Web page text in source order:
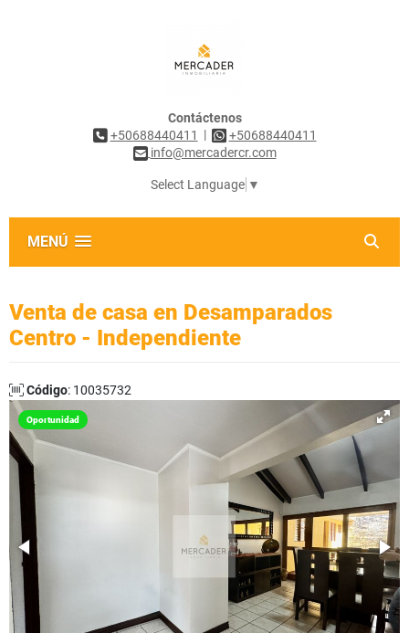
Contáctenos
+50688440411
|
+50688440411
info@mercadercr.com
Select Language ▼
MENÚ
Venta de casa en Desamparados
Centro - Independiente
Código: 10035732
Oportunidad